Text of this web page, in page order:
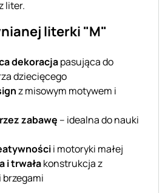
liter.
literki "M"
dekoracjapasująca do
dziecięcego
z misowym motywem i
zabawę – idealna do nauki
i motoryki małej
i trwałakonstrukcja z